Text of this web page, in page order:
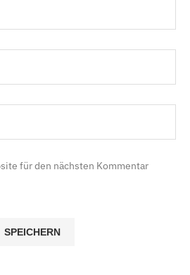
für den nächsten Kommentar